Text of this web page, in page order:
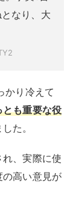
なり、大
かり冷えて
とも重要な役
た。
、実際に使
の高い意見が